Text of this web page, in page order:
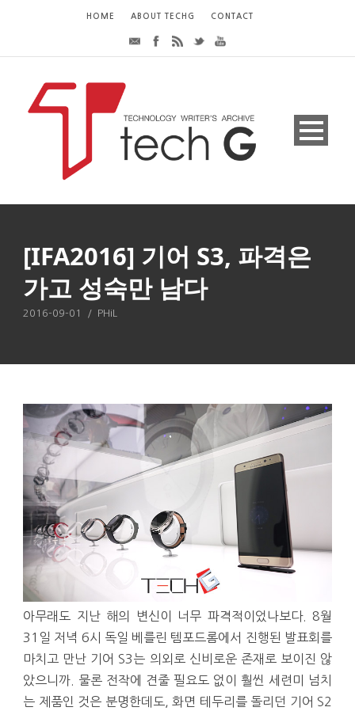
HOME ABOUT TECHG CONTACT
[IFA2016] 기어 S3, 파격은
가고 성숙만 남다
2016-09-01 / PHiL
아무래도 지난 해의 변신이 너무 파격적이었나보다. 8월
31일 저녁 6시 독일 베를린 템포드롬에서 진행된 발표회를
마치고 만난 기어 S3는 의외로 신비로운 존재로 보이진 않
았으니까. 물론 전작에 견줄 필요도 없이 훨씬 세련미 넘치
는 제품인 것은 분명한데도, 화면 테두리를 돌리던 기어 S2